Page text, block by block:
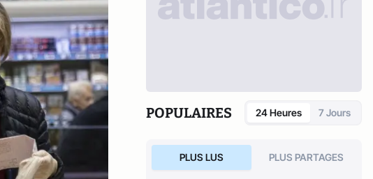
POPULAIRES 24 Heures 7 Jours
PLUS LUS PLUS PARTAGES